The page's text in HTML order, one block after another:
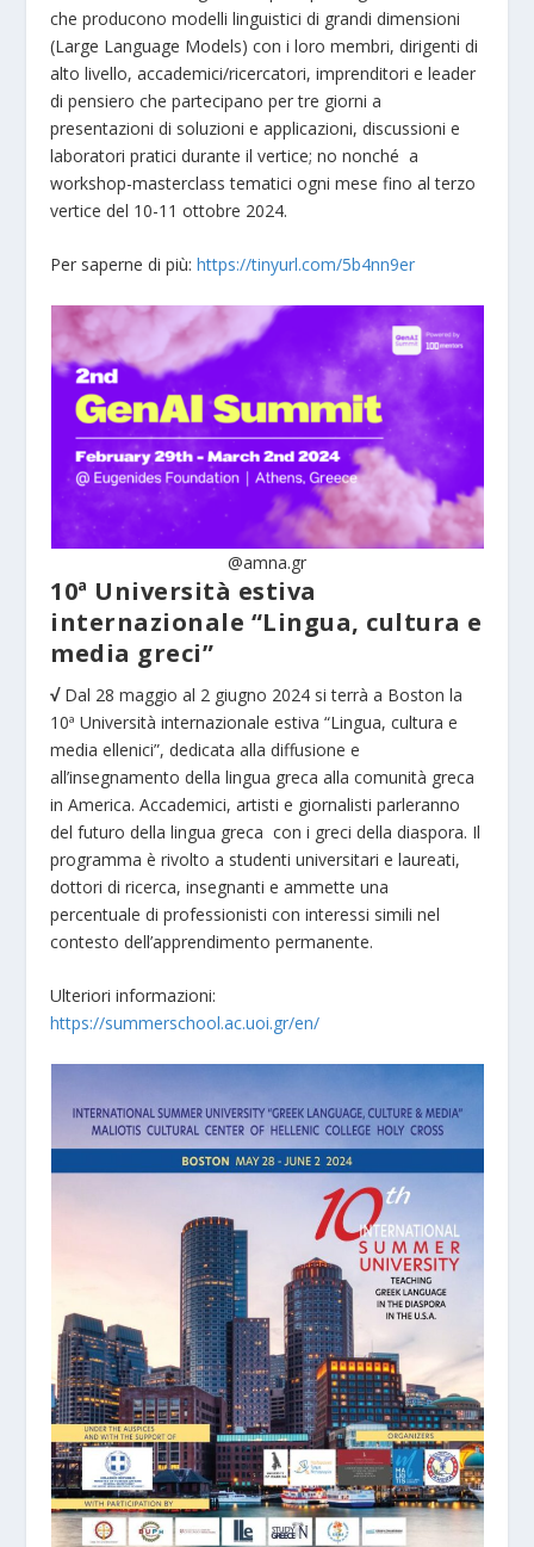
che producono modelli linguistici di grandi dimensioni
(Large Language Models) con i loro membri, dirigenti di
alto livello, accademici/ricercatori, imprenditori e leader
di pensiero che partecipano per tre giorni a
presentazioni di soluzioni e applicazioni, discussioni e
laboratori pratici durante il vertice; no nonché a
workshop-masterclass tematici ogni mese fino al terzo
vertice del 10-11 ottobre 2024.
Per saperne di più:https://tinyurl.com/5b4nn9er
@amna.gr
10ª Università estiva
internazionale “Lingua, cultura e
media greci”
√ Dal 28 maggio al 2 giugno 2024 si terrà a Boston la
10ª Università internazionale estiva “Lingua, cultura e
media ellenici”, dedicata alla diffusione e
all’insegnamento della lingua greca alla comunità greca
in America. Accademici, artisti e giornalisti parleranno
del futuro della lingua greca con i greci della diaspora. Il
programma è rivolto a studenti universitari e laureati,
dottori di ricerca, insegnanti e ammette una
percentuale di professionisti con interessi simili nel
contesto dell’apprendimento permanente.
Ulteriori informazioni:
https://summerschool.ac.uoi.gr/en/